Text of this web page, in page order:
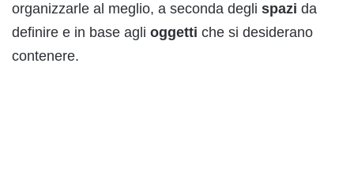
organizzarle al meglio, a seconda degli spazi da
definire e in base agli oggetti che si desiderano
contenere.